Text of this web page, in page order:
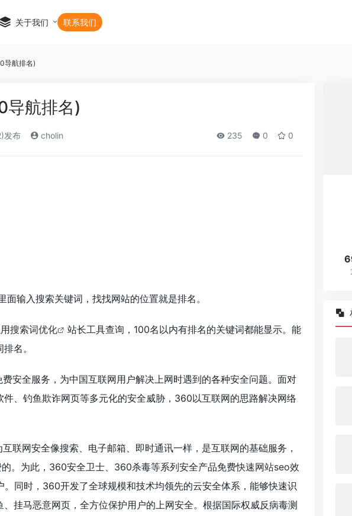
关于我们 联系我们
导航排名)
航排名)
发布 cholin 235 0 0
输入搜索关键词，找找网站的位置就是排名。
搜索词优化
站长工具查询，100名以内有排名的关键词都能显示。能
名。
安全服务，为中国互联网用户解决上网时遇到的各种安全问题。面对
、钓鱼欺诈网页等多元化的安全威胁，360以互联网的思路解决网络
联网安全像搜索、电子邮箱、即时通讯一样，是互联网的基础服务，
的。为此，360安全卫士、360杀毒等系列安全产品免费快速网站seo效
。同时，360开发了全球规模和技术均领先的云安全体系，能够快速识
挂马恶意网页，全方位保护用户的上网安全。根据国际权威反病毒测